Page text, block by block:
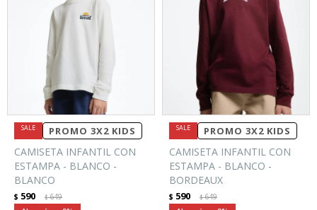
PROMO 3X2 KIDS
CAMISETA INFANTIL CON
ESTAMPA - BLANCO -
BLANCO
$ 590 $649
PROMO 3X2 KIDS
CAMISETA INFANTIL CON
ESTAMPA - BLANCO -
BORDEAUX
$ 590 $649